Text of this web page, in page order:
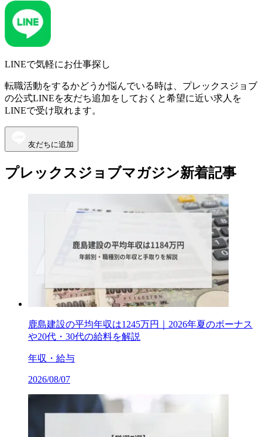
LINEで気軽にお仕事探し
転職活動をするかどうか悩んでいる時は、プレックスジョブ
の公式LINEを友だち追加をしておくと希望に近い求人を
LINEで受け取れます。
友だちに追加
プレックスジョブマガジン新着記事
鹿島建設の平均年収は1245万円｜2026年夏のボーナス
や20代・30代の給料を解説
年収・給与
2026/08/07